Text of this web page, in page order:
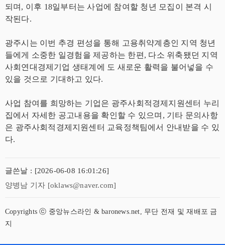
되며, 이후 18일부터는 사업에 참여할 청년 모집이 본격 시
작된다.
광주시는 이번 추경 편성을 통해 고용취약계층인 지역 청년
들에게 소중한 일경험을 제공하는 한편, 다소 위축됐던 지역
사회연대경제기업 생태계에 도 새로운 활력을 불어넣을 수
있을 것으로 기대하고 있다.
사업 참여를 희망하는 기업은 광주사회적경제지원센터 누리
집에서 자세한 공고내용을 확인할 수 있으며, 기타 문의사항
은 광주사회적경제지원센터 교육정책팀에서 안내받을 수 있
다.
글쓴날 : [2026-06-08 16:01:26]
양병남 기자 [oklaws@naver.com]
Copyrights ⓒ 중앙뉴스라인 & baronews.net, 무단 전재 및 재배포 금
지